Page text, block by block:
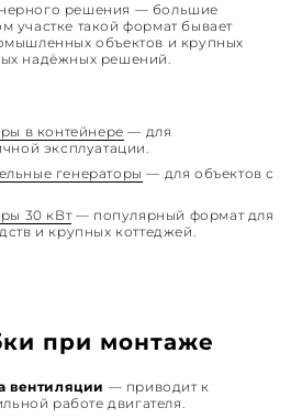
решения — большие
участке такой формат бывает
объектов и крупных
надёжных решений.
в контейнере — для
эксплуатации.
генераторы — для объектов с
30 кВт— популярный формат для
и крупных коттеджей.
при монтаже
вентиляции — приводит к
работе двигателя.